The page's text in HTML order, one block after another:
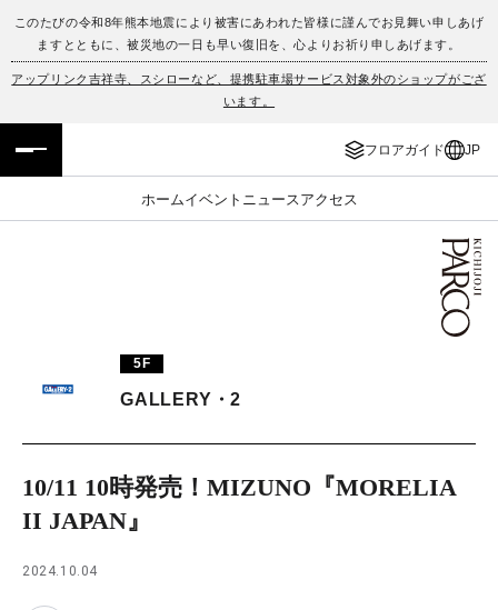
このたびの令和8年熊本地震により被害にあわれた皆様に謹んでお見舞い申しあげ
ますとともに、被災地の一日も早い復旧を、心よりお祈り申しあげます。
アップリンク吉祥寺、スシローなど、提携駐車場サービス対象外のショップがござ
います。
フロアガイド JP
ホームイベント ニュース アクセス
フロアガイド
イベント・ポップアップ
ニュース
PARCOメンバーズ
ENGLISH
簡体字
한국어
5F
GALLERY・2
10/11 10時発売！MIZUNO『MORELIA
II JAPAN』
2024.10.04